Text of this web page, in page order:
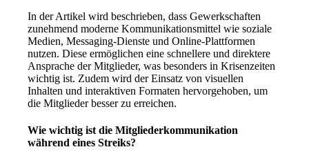
In der Artikel wird beschrieben, dass Gewerkschaften
zunehmend moderne Kommunikationsmittel wie soziale
Medien, Messaging-Dienste und Online-Plattformen
nutzen. Diese ermöglichen eine schnellere und direktere
Ansprache der Mitglieder, was besonders in Krisenzeiten
wichtig ist. Zudem wird der Einsatz von visuellen
Inhalten und interaktiven Formaten hervorgehoben, um
die Mitglieder besser zu erreichen.
Wie wichtig ist die Mitgliederkommunikation
während eines Streiks?